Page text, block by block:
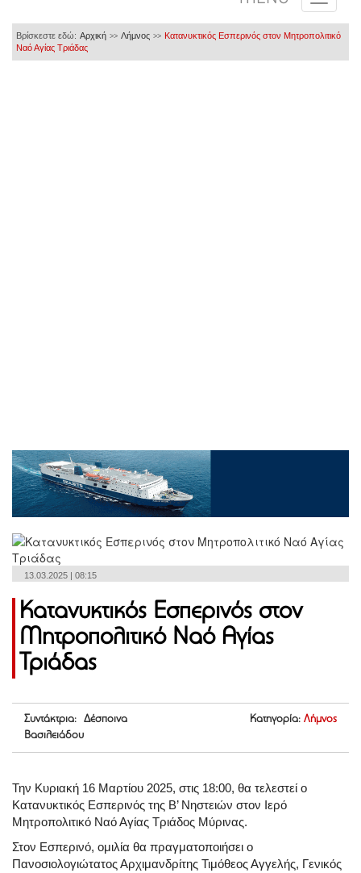
Βρίσκεστε εδώ: Αρχική >> Λήμνος >> Κατανυκτικός Εσπερινός στον Μητροπολιτικό
Ναό Αγίας Τριάδας
13.03.2025 | 08:15
Κατανυκτικός Εσπερινός στον
Μητροπολιτικό Ναό Αγίας
Τριάδας
Συντάκτρια: Δέσποινα
Βασιλειάδου
Κατηγορία: Λήμνος
Την Κυριακή 16 Μαρτίου 2025, στις 18:00, θα τελεστεί ο
Κατανυκτικός Εσπερινός της Β’ Νηστειών στον Ιερό
Μητροπολιτικό Ναό Αγίας Τριάδος Μύρινας.
Στον Εσπερινό, ομιλία θα πραγματοποιήσει ο
Πανοσιολογιώτατος Αρχιμανδρίτης Τιμόθεος Αγγελής, Γενικός